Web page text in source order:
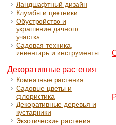
Ландшафтный дизайн
Клумбы и цветники
Обустройство и
украшение дачного
участка
Садовая техника,
инвентарь и инструменты
Декоративные растения
Комнатные растения
Садовые цветы и
флористика
Декоративные деревья и
кустарники
Экзотические растения